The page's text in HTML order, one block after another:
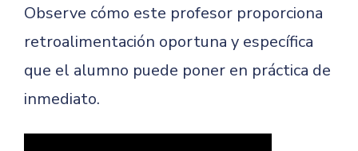
Observe cómo este profesor proporciona
retroalimentación oportuna y específica
que el alumno puede poner en práctica de
inmediato.